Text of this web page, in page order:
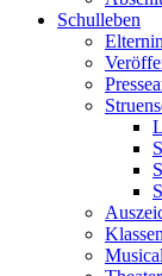
Schulleben
Musical